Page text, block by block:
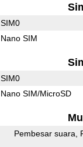
SIM0
Nano SIM
SIM0
Nano SIM/MicroSD
Pembesar suara